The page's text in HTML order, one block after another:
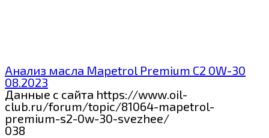
Анализ масла Mapetrol Premium С2 0W-30
08.2023
Данные с сайта https://www.oil-
club.ru/forum/topic/81064-mapetrol-
premium-s2-0w-30-svezhee/
038